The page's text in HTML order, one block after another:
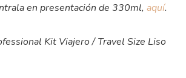
en presentación de 330ml,aquí.
Kit Viajero / Travel Size Liso